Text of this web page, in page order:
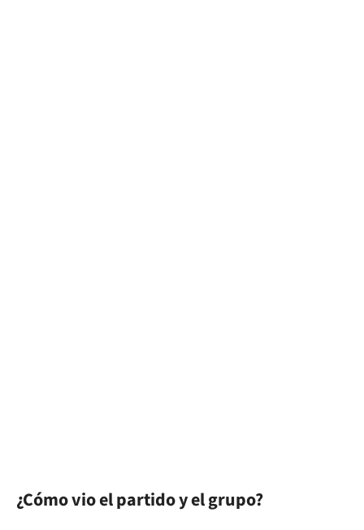
¿Cómo vio el partido y el grupo?